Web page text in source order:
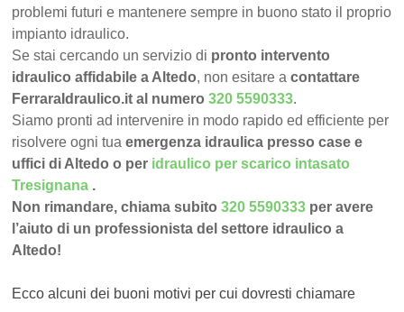
problemi futuri e mantenere sempre in buono stato il proprio
impianto idraulico.
Se stai cercando un servizio di pronto intervento
idraulico affidabile a Altedo, non esitare acontattare
FerraraIdraulico.it al numero320 5590333.
Siamo pronti ad intervenire in modo rapido ed efficiente per
risolvere ogni tuaemergenza idraulica presso case e
uffici di Altedo o per idraulico per scarico intasato
Tresignana .
Non rimandare, chiama subito320 5590333 per avere
l’aiuto di un professionista del settore idraulico a
Altedo!
Ecco alcuni dei buoni motivi per cui dovresti chiamare